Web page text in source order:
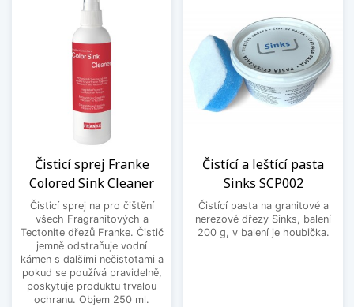
Čisticí sprej Franke
Colored Sink Cleaner
Čisticí sprej na pro čištění
všech Fragranitových a
Tectonite dřezů Franke. Čistič
jemně odstraňuje vodní
kámen s dalšími nečistotami a
pokud se používá pravidelně,
poskytuje produktu trvalou
ochranu. Objem 250 ml.
Čistící a leštící pasta
Sinks SCP002
Čistící pasta na granitové a
nerezové dřezy Sinks, balení
200 g, v balení je houbička.